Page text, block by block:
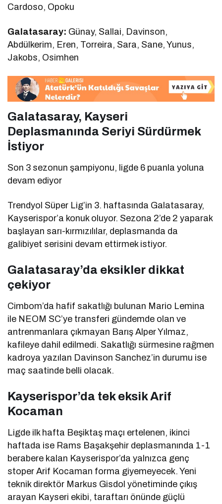
Cardoso, Opoku
Galatasaray: Günay, Sallai, Davinson,
Abdülkerim, Eren, Torreira, Sara, Sane, Yunus,
Jakobs, Osimhen
Galatasaray, Kayseri
Deplasmanında Seriyi Sürdürmek
İstiyor
Son 3 sezonun şampiyonu, ligde 6 puanla yoluna
devam ediyor
Trendyol Süper Lig’in 3. haftasında Galatasaray,
Kayserispor’a konuk oluyor. Sezona 2’de 2 yaparak
başlayan sarı-kırmızılılar, deplasmanda da
galibiyet serisini devam ettirmek istiyor.
Galatasaray’da eksikler dikkat
çekiyor
Cimbom’da hafif sakatlığı bulunan Mario Lemina
ile NEOM SC’ye transferi gündemde olan ve
antrenmanlara çıkmayan Barış Alper Yılmaz,
kafileye dahil edilmedi. Sakatlığı sürmesine rağmen
kadroya yazılan Davinson Sanchez’in durumu ise
maç saatinde belli olacak.
Kayserispor’da tek eksik Arif
Kocaman
Ligde ilk hafta Beşiktaş maçı ertelenen, ikinci
haftada ise Rams Başakşehir deplasmanında 1-1
berabere kalan Kayserispor’da yalnızca genç
stoper Arif Kocaman forma giyemeyecek. Yeni
teknik direktör Markus Gisdol yönetiminde çıkış
arayan Kayseri ekibi, taraftarı önünde güçlü